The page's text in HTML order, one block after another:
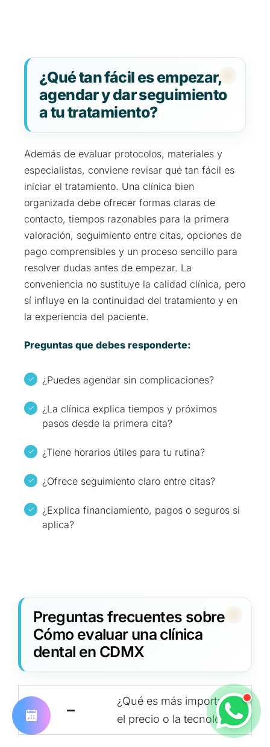
¿Qué tan fácil es empezar,
agendar y dar seguimiento
a tu tratamiento?
Además de evaluar protocolos, materiales y
especialistas, conviene revisar qué tan fácil es
iniciar el tratamiento. Una clínica bien
organizada debe ofrecer formas claras de
contacto, tiempos razonables para la primera
valoración, seguimiento entre citas, opciones de
pago comprensibles y un proceso sencillo para
resolver dudas antes de empezar. La
conveniencia no sustituye la calidad clínica, pero
sí influye en la continuidad del tratamiento y en
la experiencia del paciente.
Preguntas que debes responderte:
¿Puedes agendar sin complicaciones?
¿La clínica explica tiempos y próximos
pasos desde la primera cita?
¿Tiene horarios útiles para tu rutina?
¿Ofrece seguimiento claro entre citas?
¿Explica financiamiento, pagos o seguros si
aplica?
Preguntas frecuentes sobre
Cómo evaluar una clínica
dental en CDMX
¿Qué es más importante:
el precio o la tecnología?